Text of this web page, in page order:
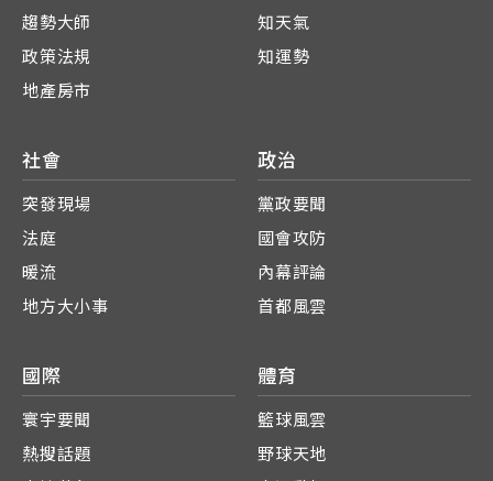
趨勢大師
政策法規
地產房市
知天氣
知運勢
社會
突發現場
法庭
暖流
地方大小事
政治
黨政要聞
國會攻防
內幕評論
首都風雲
國際
寰宇要聞
熱搜話題
體育
籃球風雲
野球天地